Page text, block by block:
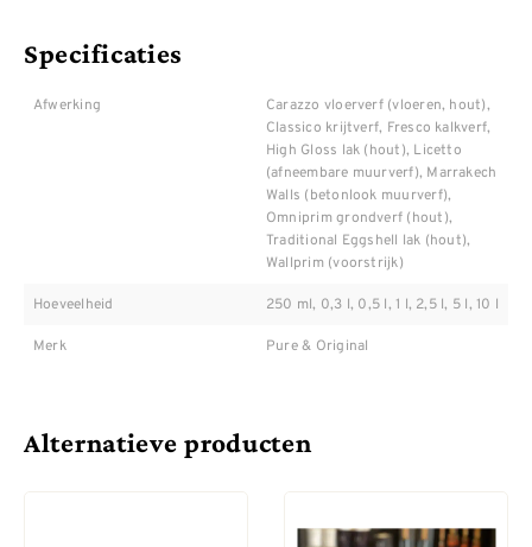
Specificaties
Afwerking
Carazzo vloerverf (vloeren, hout),
Classico krijtverf, Fresco kalkverf,
High Gloss lak (hout), Licetto
(afneembare muurverf), Marrakech
Walls (betonlook muurverf),
Omniprim grondverf (hout),
Traditional Eggshell lak (hout),
Wallprim (voorstrijk)
Hoeveelheid 250 ml, 0,3 l, 0,5 l, 1 l, 2,5 l, 5 l, 10 l
Merk Pure & Original
Alternatieve producten